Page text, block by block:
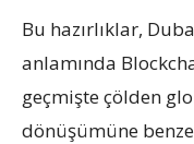
Bu hazırlıklar,
anlamında
geçmişte çölden
dönüşümüne